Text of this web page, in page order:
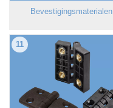
Bevestigingsmaterialen
11